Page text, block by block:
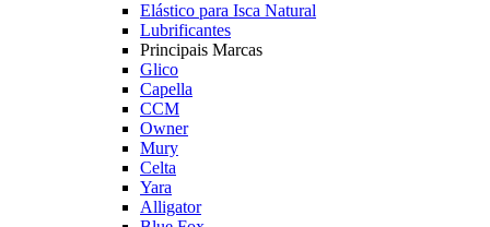
Elástico para Isca Natural
Lubrificantes
Principais Marcas
Glico
Capella
CCM
Owner
Mury
Celta
Yara
Alligator